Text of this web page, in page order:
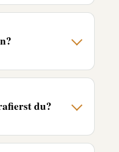
du?